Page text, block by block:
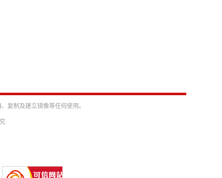
复制及建立镜像等任何使用。